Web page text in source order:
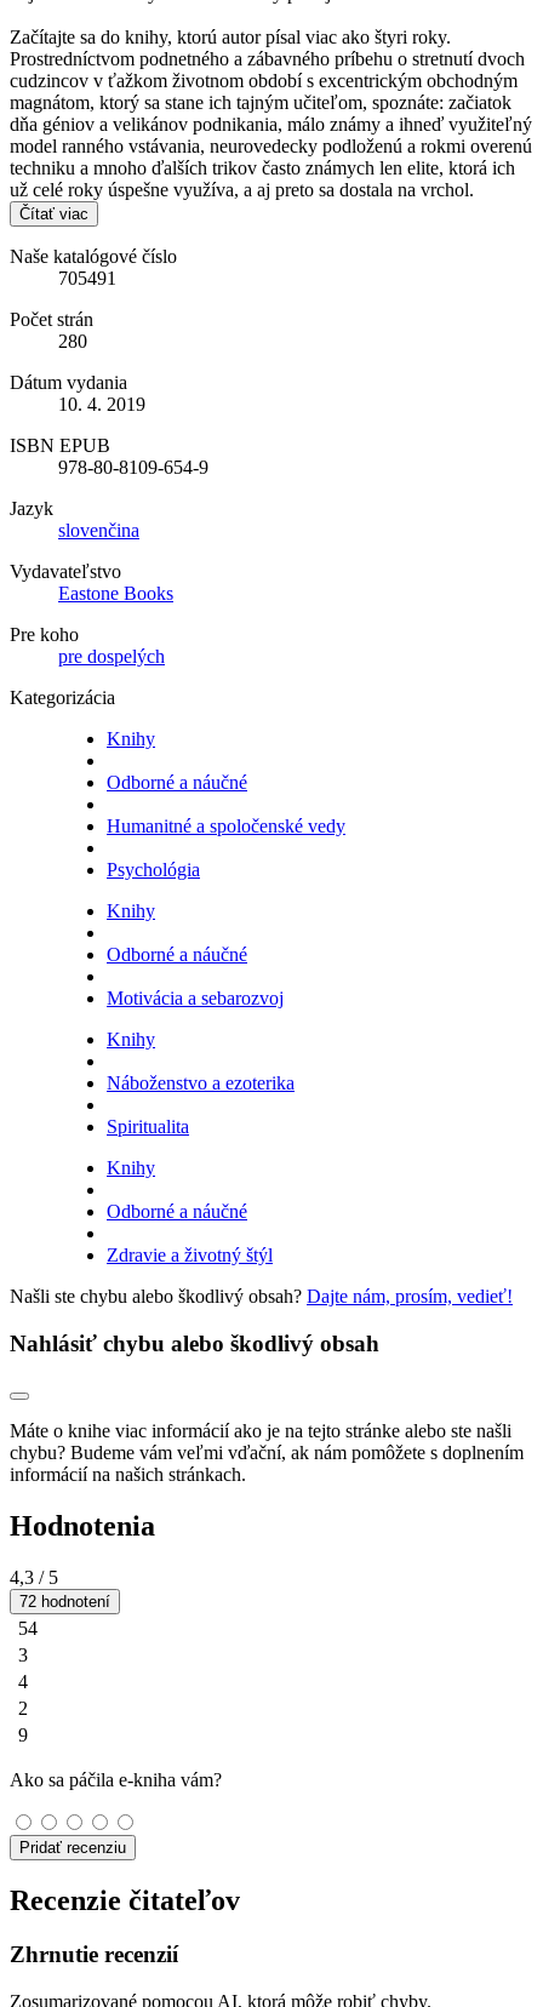
Začítajte sa do knihy, ktorú autor písal viac ako štyri roky.
Prostredníctvom podnetného a zábavného príbehu o stretnutí dvoch
cudzincov v ťažkom životnom období s excentrickým obchodným
magnátom, ktorý sa stane ich tajným učiteľom, spoznáte: začiatok
dňa géniov a velikánov podnikania, málo známy a ihneď využiteľný
model ranného vstávania, neurovedecky podloženú a rokmi overenú
techniku a mnoho ďalších trikov často známych len elite, ktorá ich
už celé roky úspešne využíva, a aj preto sa dostala na vrchol.
Čítať viac
Naše katalógové číslo
705491
Počet strán
280
Dátum vydania
10. 4. 2019
ISBN EPUB
978-80-8109-654-9
Jazyk
slovenčina
Vydavateľstvo
Eastone Books
Pre koho
pre dospelých
Kategorizácia
Knihy
Odborné a náučné
Humanitné a spoločenské vedy
Psychológia
Knihy
Odborné a náučné
Motivácia a sebarozvoj
Knihy
Náboženstvo a ezoterika
Spiritualita
Knihy
Odborné a náučné
Zdravie a životný štýl
Našli ste chybu alebo škodlivý obsah? Dajte nám, prosím, vedieť!
Nahlásiť chybu alebo škodlivý obsah
Máte o knihe viac informácií ako je na tejto stránke alebo ste našli
chybu? Budeme vám veľmi vďační, ak nám pomôžete s doplnením
informácií na našich stránkach.
Hodnotenia
4,3 / 5
72 hodnotení
54
3
4
2
9
Ako sa páčila e-kniha vám?
Pridať recenziu
Recenzie čitateľov
Zhrnutie recenzií
Zosumarizované pomocou AI, ktorá môže robiť chyby.